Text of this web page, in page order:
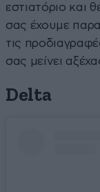
εστιατόριο και
σας έχουμε
τις
σας μείνει
Delta